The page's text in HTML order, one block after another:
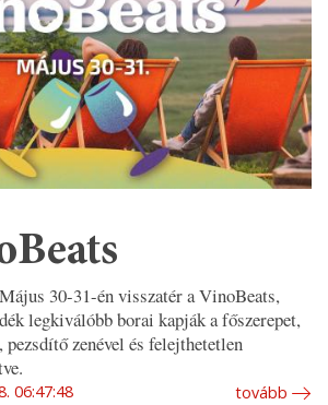
30-31-én visszatér a VinoBeats,
legkiválóbb borai kapják a főszerepet,
pezsdítő zenével és felejthetetlen
06:47:48 tovább